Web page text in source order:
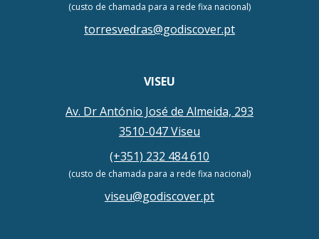
(custo de chamada para a rede fixa nacional)
torresvedras@godiscover.pt
VISEU
Av. Dr António José de Almeida, 293
3510-047 Viseu
(+351) 232 484 610
(custo de chamada para a rede fixa nacional)
viseu@godiscover.pt